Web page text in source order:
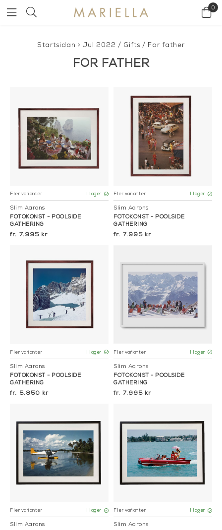
0
Startsidan > Jul 2022 / Gifts / For father
FOR FATHER
Fler varianter I lager
Slim Aarons
FOTOKONST - POOLSIDE
GATHERING
7.995 kr
Fler varianter I lager
Slim Aarons
FOTOKONST - POOLSIDE
GATHERING
7.995 kr
Fler varianter I lager
Slim Aarons
FOTOKONST - POOLSIDE
GATHERING
5.850 kr
Fler varianter I lager
Slim Aarons
FOTOKONST - POOLSIDE
GATHERING
7.995 kr
Fler varianter I lager
Slim Aarons
Fler varianter I lager
Slim Aarons